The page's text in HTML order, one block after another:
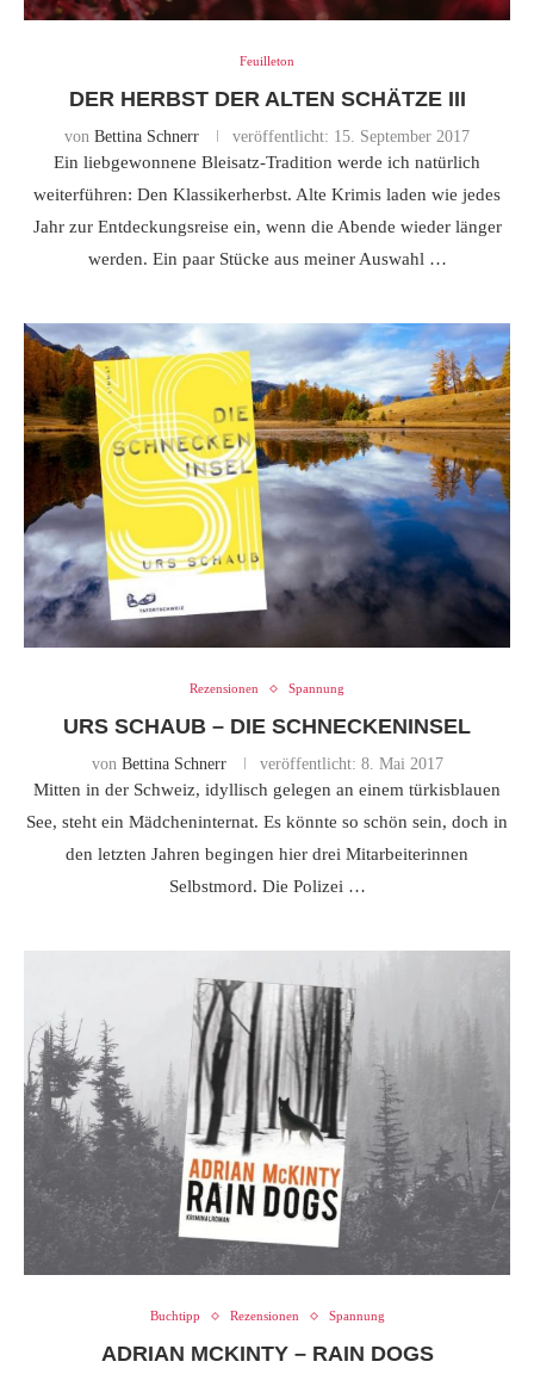
Feuilleton
DER HERBST DER ALTEN SCHÄTZE III
von Bettina Schnerr veröffentlicht: 15. September 2017
Ein liebgewonnene Bleisatz-Tradition werde ich natürlich
weiterführen: Den Klassikerherbst. Alte Krimis laden wie jedes
Jahr zur Entdeckungsreise ein, wenn die Abende wieder länger
werden. Ein paar Stücke aus meiner Auswahl …
Rezensionen Spannung
URS SCHAUB – DIE SCHNECKENINSEL
von Bettina Schnerr veröffentlicht: 8. Mai 2017
Mitten in der Schweiz, idyllisch gelegen an einem türkisblauen
See, steht ein Mädcheninternat. Es könnte so schön sein, doch in
den letzten Jahren begingen hier drei Mitarbeiterinnen
Selbstmord. Die Polizei …
Buchtipp Rezensionen Spannung
ADRIAN MCKINTY – RAIN DOGS